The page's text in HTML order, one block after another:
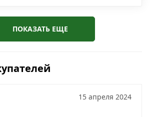
ПОКАЗАТЬ ЕЩЕ
15 апреля 2024